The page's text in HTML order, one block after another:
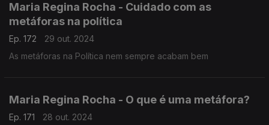
Maria Regina Rocha - Cuidado com as
metáforas na política
Ep. 172
29 out. 2024
As metáforas na Política nem sempre acabam bem
Maria Regina Rocha - O que é uma metáfora?
Ep. 171 28 out. 2024